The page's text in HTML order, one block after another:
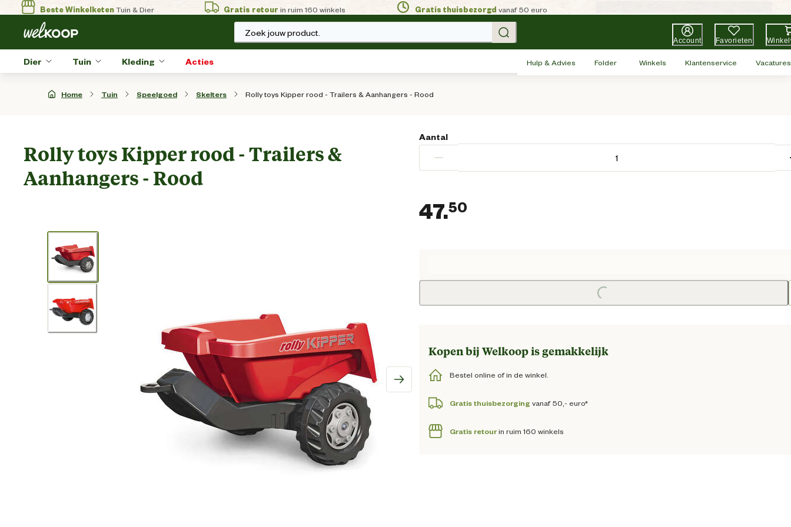
Beste WinkelketenTuin & Dier Gratis retour in ruim 160 winkels Gratis thuisbezorgd vanaf 50 euro
Zoek jouw product.
Account Favorieten
Dier Tuin Kleding Acties Hulp & Advies Folder Winkels Klantenservice Vacatures
Home Tuin Speelgoed Skelters Rolly toys Kipper rood - Trailers & Aanhangers - Rood
Rolly toys Kipper rood - Trailers &
Aanhangers - Rood
Aantal
−
47.50
Loading...
Kopen bij Welkoop is gemakkelijk
Bestel online of in de winkel.
Gratis thuisbezorging vanaf 50,- euro*
Gratis retourin ruim 160 winkels